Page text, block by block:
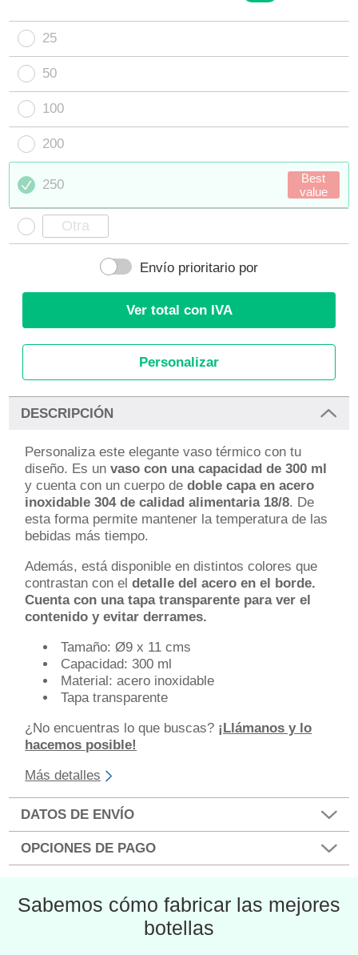
25
50
100
200
250
Best
value
Envío prioritario por
Ver total con IVA
Personalizar
DESCRIPCIÓN
Personaliza este elegante vaso térmico con tu
diseño. Es unvaso con una capacidad de 300 ml
y cuenta con un cuerpo dedoble capa en acero
inoxidable 304 de calidad alimentaria 18/8. De
esta forma permite mantener la temperatura de las
bebidas más tiempo.
Además, está disponible en distintos colores que
contrastan con el detalle del acero en el borde.
Cuenta con una tapa transparente para ver el
contenido y evitar derrames.
Tamaño: Ø9 x 11 cms
Capacidad: 300 ml
Material: acero inoxidable
Tapa transparente
¿No encuentras lo que buscas? ¡Llámanos y lo
hacemos posible!
Más detalles
DATOS DE ENVÍO
OPCIONES DE PAGO
Sabemos cómo fabricar las mejores
botellas